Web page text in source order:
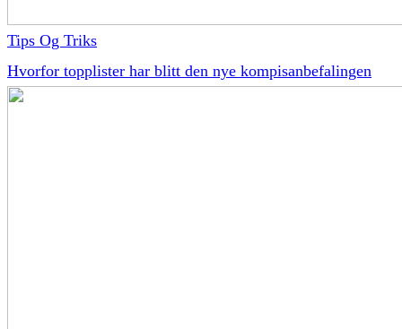
Tips Og Triks
Hvorfor topplister har blitt den nye kompisanbefalingen